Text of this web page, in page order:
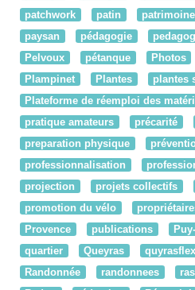
patchwork
patin patrimoine
paysan
pédagogie
Pelvoux
pétanque Photos
Plampinet
Plantes
plantes
Plateforme de réemploi des
pratique amateurs
précarité
preparation physique
professionnalisation
projection
projets collectifs
promotion du vélo
Provence
publications
quartier
Queyras quyrasflex
Randonnée
randonnees